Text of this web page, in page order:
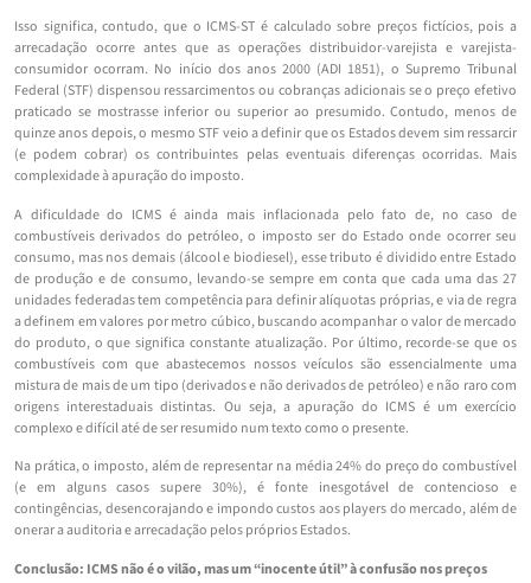
Isso significa, contudo, que o ICMS-ST é calculado sobre preços fictícios, pois a
arrecadação ocorre antes que as operações distribuidor-varejista e varejista-
consumidor ocorram. No início dos anos 2000 (ADI 1851), o Supremo Tribunal
Federal (STF) dispensou ressarcimentos ou cobranças adicionais se o preço efetivo
praticado se mostrasse inferior ou superior ao presumido. Contudo, menos de
quinze anos depois, o mesmo STF veio a definir que os Estados devem sim ressarcir
(e podem cobrar) os contribuintes pelas eventuais diferenças ocorridas. Mais
complexidade à apuração do imposto.
A dificuldade do ICMS é ainda mais inflacionada pelo fato de, no caso de
combustíveis derivados do petróleo, o imposto ser do Estado onde ocorrer seu
consumo, mas nos demais (álcool e biodiesel), esse tributo é dividido entre Estado
de produção e de consumo, levando-se sempre em conta que cada uma das 27
unidades federadas tem competência para definir alíquotas próprias, e via de regra
a definem em valores por metro cúbico, buscando acompanhar o valor de mercado
do produto, o que significa constante atualização. Por último, recorde-se que os
combustíveis com que abastecemos nossos veículos são essencialmente uma
mistura de mais de um tipo (derivados e não derivados de petróleo) e não raro com
origens interestaduais distintas. Ou seja, a apuração do ICMS é um exercício
complexo e difícil até de ser resumido num texto como o presente.
Na prática, o imposto, além de representar na média 24% do preço do combustível
(e em alguns casos supere 30%), é fonte inesgotável de contencioso e
contingências, desencorajando e impondo custos aos players do mercado, além de
onerar a auditoria e arrecadação pelos próprios Estados.
Conclusão: ICMS não é o vilão, mas um “inocente útil” à confusão nos preços